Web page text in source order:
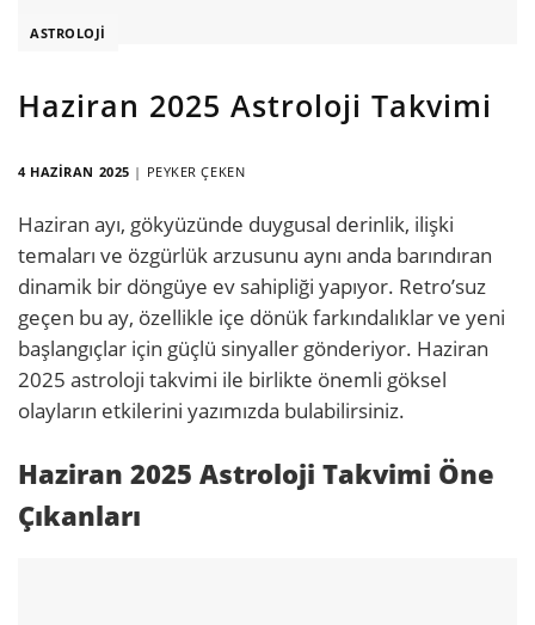
ASTROLOJI
Haziran 2025 Astroloji Takvimi
4 HAZIRAN 2025 | PEYKER ÇEKEN
Haziran ayı, gökyüzünde duygusal derinlik, ilişki
temaları ve özgürlük arzusunu aynı anda barındıran
dinamik bir döngüye ev sahipliği yapıyor. Retro’suz
geçen bu ay, özellikle içe dönük farkındalıklar ve yeni
başlangıçlar için güçlü sinyaller gönderiyor. Haziran
2025 astroloji takvimi ile birlikte önemli göksel
olayların etkilerini yazımızda bulabilirsiniz.
Haziran 2025 Astroloji Takvimi Öne
Çıkanları